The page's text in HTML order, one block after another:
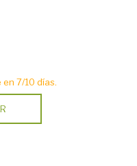
en 7/10 días.